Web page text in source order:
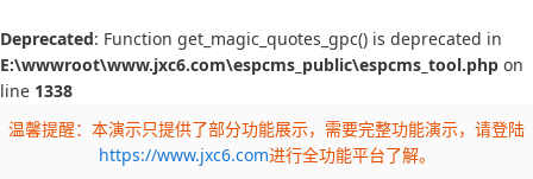
Deprecated: Function get_magic_quotes_gpc() is deprecated in
E:\wwwroot\www.jxc6.com\espcms_public\espcms_tool.php on
line 1338
温馨提醒：本演示只提供了部分功能展示，需要完整功能演示，请登陆
https://www.jxc6.com进行全功能平台了解。